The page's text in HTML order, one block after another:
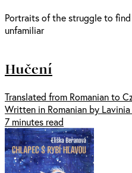
Portraits of the struggle to
unfamiliar
Hučení
Translated from Romanian to
Written in Romanian by
7 minutes read